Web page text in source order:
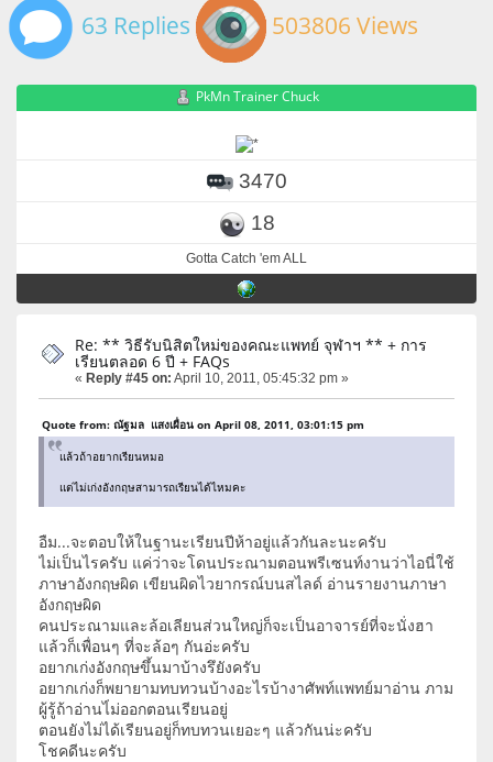
63 Replies 503806 Views
PkMn Trainer Chuck
3470
18
Gotta Catch 'em ALL
Re: ** วิธีรับนิสิตใหม่ของคณะแพทย์ จุฬาฯ ** + การ
เรียนตลอด 6 ปี + FAQs
« Reply #45 on: April 10, 2011, 05:45:32 pm »
Quote from: ณัฐมล แสงเผื่อน on April 08, 2011, 03:01:15 pm
แล้วถ้าอยากเรียนหมอ
แต่ไม่เก่งอังกฤษสามารถเรียนได้ไหมคะ
อืม...จะตอบให้ในฐานะเรียนปีห้าอยู่แล้วกันละนะครับ
ไม่เป็นไรครับ แค่ว่าจะโดนประณามตอนพรีเซนท์งานว่าไอนี่ใช้
ภาษาอังกฤษผิด เขียนผิดไวยากรณ์บนสไลด์ อ่านรายงานภาษา
อังกฤษผิด
คนประณามและล้อเลียนส่วนใหญ่ก็จะเป็นอาจารย์ที่จะนั่งฮา
แล้วก็เพื่อนๆ ที่จะล้อๆ กันอ่ะครับ
อยากเก่งอังกฤษขึ้นมาบ้างรึยังครับ
อยากเก่งก็พยายามทบทวนบ้างอะไรบ้างาศัพท์แพทย์มาอ่าน ภาม
ผู้รู้ถ้าอ่านไ่ม่ออกตอนเรียนอยู่
ตอนยังไม่ได้เรียนอยู่ก็ทบทวนเยอะๆ แล้วกันน่ะครับ
โชคดีนะครับ